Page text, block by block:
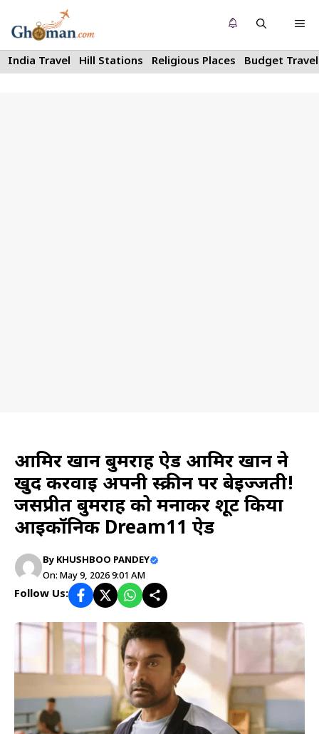
to
content
India Travel Hill Stations Religious Places Budget Travel
आमिर खान बुमराह ऐड आमिर खान ने
खुद करवाई अपनी स्क्रीन पर बेइज्जती!
जसप्रीत बुमराह को मनाकर शूट किया
आइकॉनिक Dream11 ऐड
By KHUSHBOO PANDEY
On: May 9, 2026 9:01 AM
Follow Us: